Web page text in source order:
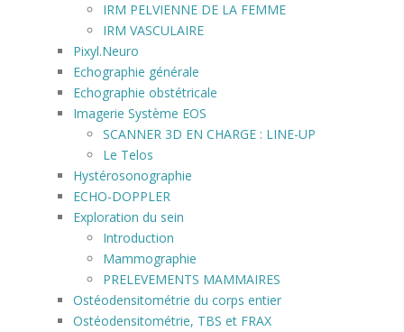
IRM PELVIENNE DE LA FEMME
IRM VASCULAIRE
Pixyl.Neuro
Echographie générale
Echographie obstétricale
Imagerie Système EOS
SCANNER 3D EN CHARGE : LINE-UP
Le Telos
Hystérosonographie
ECHO-DOPPLER
Exploration du sein
Introduction
Mammographie
PRELEVEMENTS MAMMAIRES
Ostéodensitométrie du corps entier
Ostéodensitométrie, TBS et FRAX